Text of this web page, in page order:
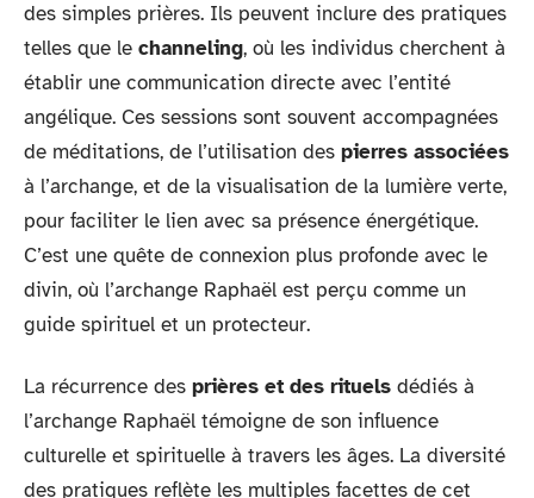
des simples prières. Ils peuvent inclure des pratiques
telles que le channeling, où les individus cherchent à
établir une communication directe avec l’entité
angélique. Ces sessions sont souvent accompagnées
de méditations, de l’utilisation des pierres associées
à l’archange, et de la visualisation de la lumière verte,
pour faciliter le lien avec sa présence énergétique.
C’est une quête de connexion plus profonde avec le
divin, où l’archange Raphaël est perçu comme un
guide spirituel et un protecteur.
La récurrence des prières et des rituels dédiés à
l’archange Raphaël témoigne de son influence
culturelle et spirituelle à travers les âges. La diversité
des pratiques reflète les multiples facettes de cet